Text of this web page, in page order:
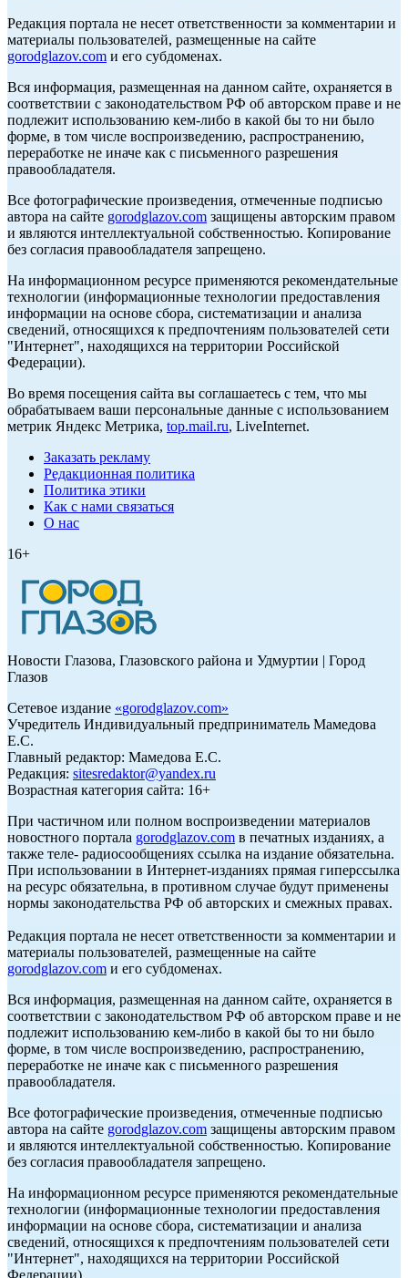
Редакция портала не несет ответственности за комментарии и
материалы пользователей, размещенные на сайте
gorodglazov.com и его субдоменах.
Вся информация, размещенная на данном сайте, охраняется в
соответствии с законодательством РФ об авторском праве и не
подлежит использованию кем-либо в какой бы то ни было
форме, в том числе воспроизведению, распространению,
переработке не иначе как с письменного разрешения
правообладателя.
Все фотографические произведения, отмеченные подписью
автора на сайте gorodglazov.com защищены авторским правом
и являются интеллектуальной собственностью. Копирование
без согласия правообладателя запрещено.
На информационном ресурсе применяются рекомендательные
технологии (информационные технологии предоставления
информации на основе сбора, систематизации и анализа
сведений, относящихся к предпочтениям пользователей сети
"Интернет", находящихся на территории Российской
Федерации).
Во время посещения сайта вы соглашаетесь с тем, что мы
обрабатываем ваши персональные данные с использованием
метрик Яндекс Метрика, top.mail.ru, LiveInternet.
Заказать рекламу
Редакционная политика
Политика этики
Как с нами связаться
О нас
16+
Новости Глазова, Глазовского района и Удмуртии | Город
Глазов
Сетевое издание «gorodglazov.com»
Учредитель Индивидуальный предприниматель Мамедова
Е.С.
Главный редактор: Мамедова Е.С.
Редакция: sitesredaktor@yandex.ru
Возрастная категория сайта: 16+
При частичном или полном воспроизведении материалов
новостного портала gorodglazov.com в печатных изданиях, а
также теле- радиосообщениях ссылка на издание обязательна.
При использовании в Интернет-изданиях прямая гиперссылка
на ресурс обязательна, в противном случае будут применены
нормы законодательства РФ об авторских и смежных правах.
Редакция портала не несет ответственности за комментарии и
материалы пользователей, размещенные на сайте
gorodglazov.com и его субдоменах.
Вся информация, размещенная на данном сайте, охраняется в
соответствии с законодательством РФ об авторском праве и не
подлежит использованию кем-либо в какой бы то ни было
форме, в том числе воспроизведению, распространению,
переработке не иначе как с письменного разрешения
правообладателя.
Все фотографические произведения, отмеченные подписью
автора на сайте gorodglazov.com защищены авторским правом
и являются интеллектуальной собственностью. Копирование
без согласия правообладателя запрещено.
На информационном ресурсе применяются рекомендательные
технологии (информационные технологии предоставления
информации на основе сбора, систематизации и анализа
сведений, относящихся к предпочтениям пользователей сети
"Интернет", находящихся на территории Российской